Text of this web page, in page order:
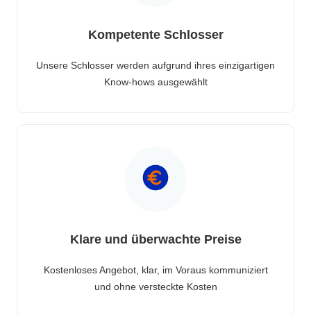
Kompetente Schlosser
Unsere Schlosser werden aufgrund ihres einzigartigen
Know-hows ausgewählt
Klare und überwachte Preise
Kostenloses Angebot, klar, im Voraus kommuniziert
und ohne versteckte Kosten